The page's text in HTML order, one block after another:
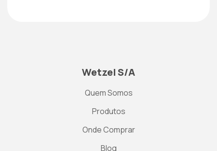
Wetzel S/A
Quem Somos
Produtos
Onde Comprar
Blog